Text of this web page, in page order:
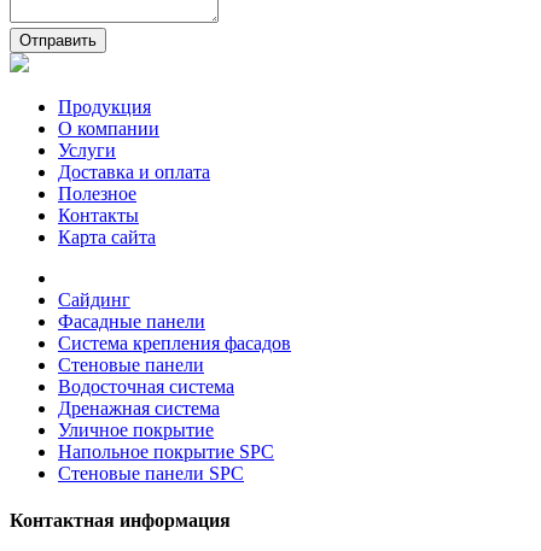
Отправить
Продукция
О компании
Услуги
Доставка и оплата
Полезное
Контакты
Карта сайта
Сайдинг
Фасадные панели
Система крепления фасадов
Стеновые панели
Водосточная система
Дренажная система
Уличное покрытие
Напольное покрытие SPC
Стеновые панели SPC
Контактная информация